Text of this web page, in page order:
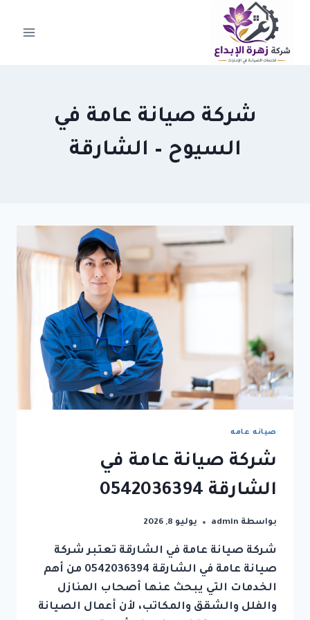
التجاوز
المحتوى
شركة صيانة عامة في
السيوح – الشارقة
صيانه عامه
شركة صيانة عامة في
الشارقة 0542036394
بواسطة admin يوليو 8, 2026
شركة صيانة عامة في الشارقة تعتبر شركة
صيانة عامة في الشارقة 0542036394 من أهم
الخدمات التي يبحث عنها أصحاب المنازل
والفلل والشقق والمكاتب، لأن أعمال الصيانة